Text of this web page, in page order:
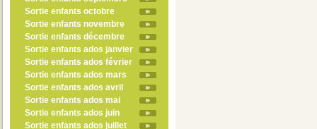
Sortie enfants octobre
Sortie enfants novembre
Sortie enfants décembre
Sortie enfants ados janvier
Sortie enfants ados février
Sortie enfants ados mars
Sortie enfants ados avril
Sortie enfants ados mai
Sortie enfants ados juin
Sortie enfants ados juillet